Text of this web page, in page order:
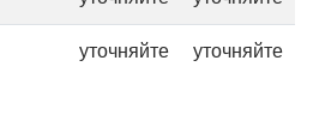
уточняйте уточняйте